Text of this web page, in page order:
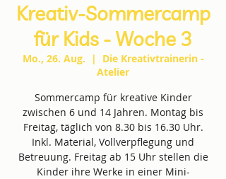
Kreativ-Sommercamp
für Kids - Woche 3
Mo., 26. Aug.
  |
Die Kreativtrainerin -
Atelier
Sommercamp für kreative Kinder
zwischen 6 und 14 Jahren. Montag bis
Freitag, täglich von 8.30 bis 16.30 Uhr.
Inkl. Material, Vollverpflegung und
Betreuung. Freitag ab 15 Uhr stellen die
Kinder ihre Werke in einer Mini-